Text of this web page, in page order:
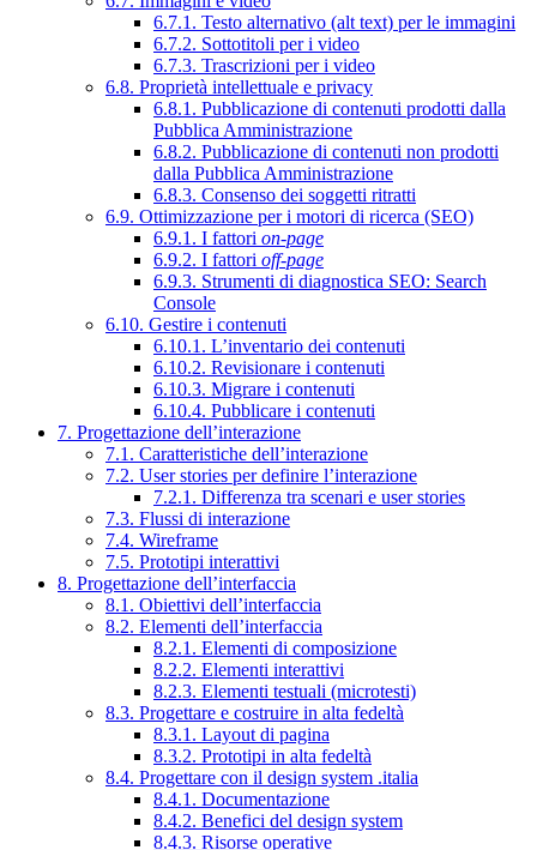
6.7.1. Testo alternativo (alt text) per le immagini
6.7.2. Sottotitoli per i video
6.7.3. Trascrizioni per i video
6.8. Proprietà intellettuale e privacy
6.8.1. Pubblicazione di contenuti prodotti dalla
Pubblica Amministrazione
6.8.2. Pubblicazione di contenuti non prodotti
dalla Pubblica Amministrazione
6.8.3. Consenso dei soggetti ritratti
6.9. Ottimizzazione per i motori di ricerca (SEO)
6.9.1. I fattori on-page
6.9.2. I fattori off-page
6.9.3. Strumenti di diagnostica SEO: Search
Console
6.10. Gestire i contenuti
6.10.1. L’inventario dei contenuti
6.10.2. Revisionare i contenuti
6.10.3. Migrare i contenuti
6.10.4. Pubblicare i contenuti
7. Progettazione dell’interazione
7.1. Caratteristiche dell’interazione
7.2. User stories per definire l’interazione
7.2.1. Differenza tra scenari e user stories
7.3. Flussi di interazione
7.4. Wireframe
7.5. Prototipi interattivi
8. Progettazione dell’interfaccia
8.1. Obiettivi dell’interfaccia
8.2. Elementi dell’interfaccia
8.2.1. Elementi di composizione
8.2.2. Elementi interattivi
8.2.3. Elementi testuali (microtesti)
8.3. Progettare e costruire in alta fedeltà
8.3.1. Layout di pagina
8.3.2. Prototipi in alta fedeltà
8.4. Progettare con il design system .italia
8.4.1. Documentazione
8.4.2. Benefici del design system
8.4.3. Risorse operative